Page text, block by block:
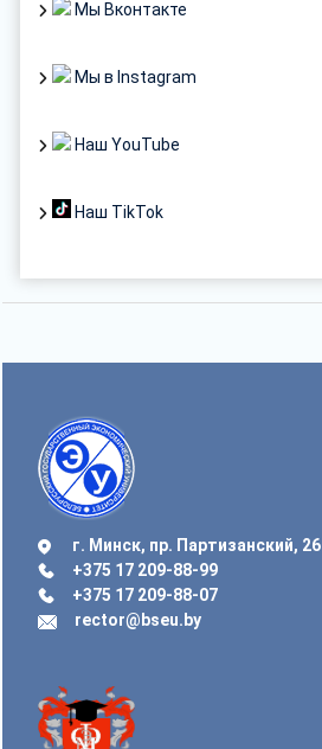
Мы Вконтакте
Мы в Instagram
Наш YouTube
Наш TikTok
г. Минск, пр. Партизанский, 26
+375 17 209-88-99
+375 17 209-88-07
rector@bseu.by